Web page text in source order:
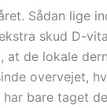
Sådan lige
skud D-
de lokale
overvejet,
bare taget